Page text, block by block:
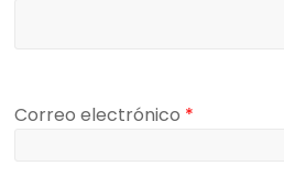
Correo electrónico *